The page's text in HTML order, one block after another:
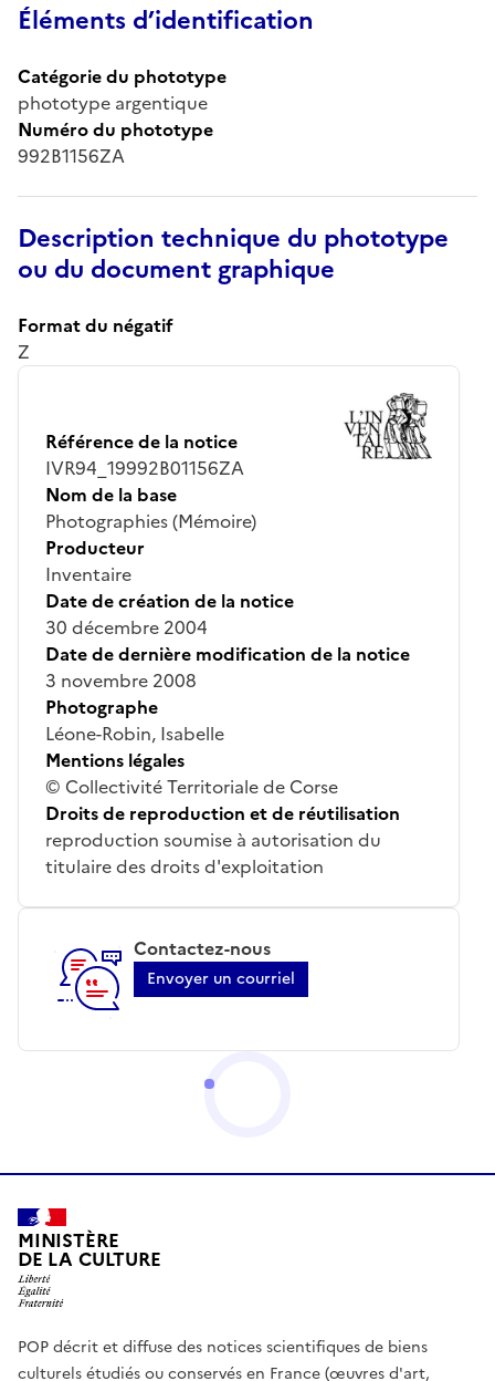
Éléments d’identification
Catégorie du phototype
phototype argentique
Numéro du phototype
992B1156ZA
Description technique du phototype
ou du document graphique
Format du négatif
Z
Référence de la notice
IVR94_19992B01156ZA
Nom de la base
Photographies (Mémoire)
Producteur
Inventaire
Date de création de la notice
30 décembre 2004
Date de dernière modification de la notice
3 novembre 2008
Photographe
Léone-Robin, Isabelle
Mentions légales
© Collectivité Territoriale de Corse
Droits de reproduction et de réutilisation
reproduction soumise à autorisation du
titulaire des droits d'exploitation
Contactez-nous
Envoyer un courriel
MINISTÈRE
DE LA CULTURE
POP décrit et diffuse des notices scientifiques de biens
culturels étudiés ou conservés en France (œuvres d'art,